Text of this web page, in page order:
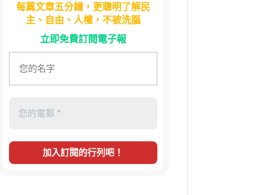
每篇文章五分鐘，更聰明了解民
主、自由、人權，不被洗腦
立即免費訂閱電子報